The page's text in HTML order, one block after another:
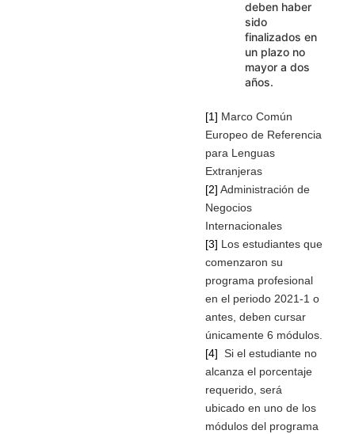
deben haber
sido
finalizados en
un plazo no
mayor a dos
años.
[1] Marco Común
Europeo de Referencia
para Lenguas
Extranjeras
[2] Administración de
Negocios
Internacionales
[3] Los estudiantes que
comenzaron su
programa profesional
en el periodo 2021-1 o
antes, deben cursar
únicamente 6 módulos.
[4] Si el estudiante no
alcanza el porcentaje
requerido, será
ubicado en uno de los
módulos del programa